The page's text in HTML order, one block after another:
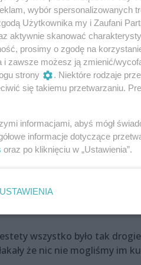
w innych sklepach,tak samo
fura zatarasuje tory
miejskiej , albo zagrozić
wszystko było tak
że nic nie mogliśmy im
wybór spersonalizowanych
Użytkownika my i Zaufani
aktywnie skanować
prosimy o zgodę na
i zawsze możesz ją zmienić/
strony
. Niektóre rodzaje
się takiemu przetwarzaniu.
informacjami, abyś mógł
informacje dotyczące
oraz po kliknięciu w „Ustawienia”.
USTAWIENIA